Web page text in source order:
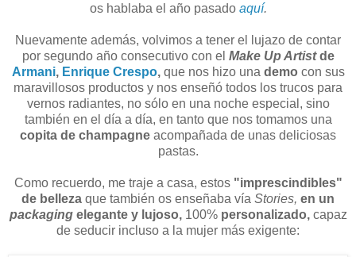
os hablaba el año pasado aquí.
Nuevamente además, volvimos a tener el lujazo de contar
por segundo año consecutivo con el Make Up Artistde
Armani, Enrique Crespo, que nos hizo una demo con sus
maravillosos productos y nos enseñó todos los trucos para
vernos radiantes, no sólo en una noche especial, sino
también en el día a día, en tanto que nos tomamos una
copita de champagne acompañada de unas deliciosas
pastas.
Como recuerdo, me traje a casa, estos"imprescindibles"
de belleza que también os enseñaba vía Stories, en un
packagingelegante y lujoso,100% personalizado,capaz
de seducir incluso a la mujer más exigente: